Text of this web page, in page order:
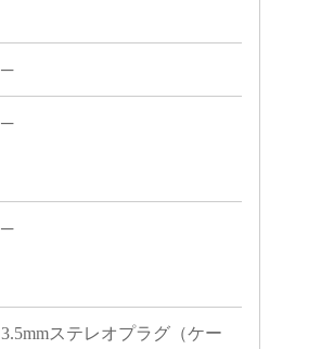
─
─
─
3.5mmステレオプラグ（ケー